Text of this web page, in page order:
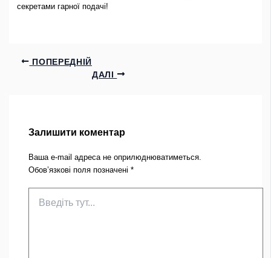
секретами гарної подачі!
ПОПЕРЕДНІЙ
ДАЛІ
Залишити коментар
Ваша e-mail адреса не оприлюднюватиметься.
Обов’язкові поля позначені *
тут...